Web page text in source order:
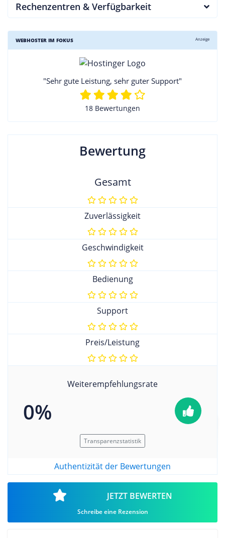
Rechenzentren & Verfügbarkeit
WEBHOSTER IM FOKUS Anzeige
"Sehr gute Leistung, sehr guter Support"
18 Bewertungen
Bewertung
Gesamt
Zuverlässigkeit
Geschwindigkeit
Bedienung
Support
Preis/Leistung
Weiterempfehlungsrate
0%
Transparenzstatistik
Authentizität der Bewertungen
JETZT BEWERTEN
Schreibe eine Rezension